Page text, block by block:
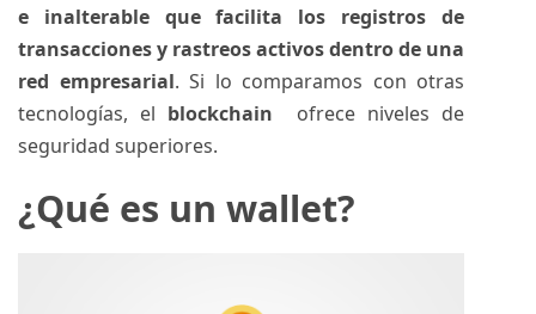
e inalterable que facilita los registros de
transacciones y rastreos activos dentro de una
red empresarial. Si lo comparamos con otras
tecnologías, el blockchain ofrece niveles de
seguridad superiores.
¿Qué es un wallet?